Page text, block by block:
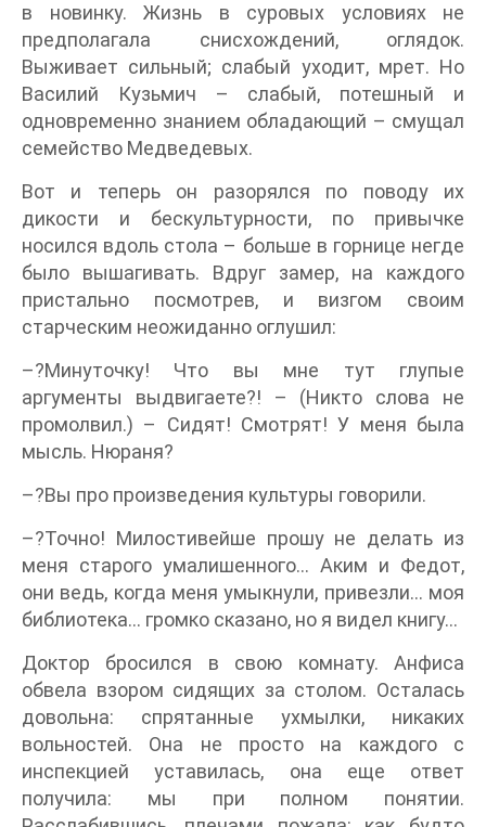
в новинку. Жизнь в суровых условиях не
предполагала снисхождений, оглядок.
Выживает сильный; слабый уходит, мрет. Но
Василий Кузьмич – слабый, потешный и
одновременно знанием обладающий – смущал
семейство Медведевых.
Вот и теперь он разорялся по поводу их
дикости и бескультурности, по привычке
носился вдоль стола – больше в горнице негде
было вышагивать. Вдруг замер, на каждого
пристально посмотрев, и визгом своим
старческим неожиданно оглушил:
–?Минуточку! Что вы мне тут глупые
аргументы выдвигаете?! – (Никто слова не
промолвил.) – Сидят! Смотрят! У меня была
мысль. Нюраня?
–?Вы про произведения культуры говорили.
–?Точно! Милостивейше прошу не делать из
меня старого умалишенного… Аким и Федот,
они ведь, когда меня умыкнули, привезли… моя
библиотека… громко сказано, но я видел книгу…
Доктор бросился в свою комнату. Анфиса
обвела взором сидящих за столом. Осталась
довольна: спрятанные ухмылки, никаких
вольностей. Она не просто на каждого с
инспекцией уставилась, она еще ответ
получила: мы при полном понятии.